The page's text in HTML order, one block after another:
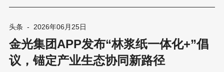
印油墨业务 在传统丝网印刷与柔版窄幅印刷市场上，Nazdar这个
产出售与许可协议，Nazdar已经正式吃下了富士胶片在美洲三大核
心区域——美国、加拿大和拉丁美洲的丝网及柔版印刷油墨业务。
这场庞大的资产交割与业务过渡已经在6月24日紧锣密鼓地全面拉
头条 - 2026年06月25日
金光集团APP发布“林浆纸一体化+”倡
议，锚定产业生态协同新路径